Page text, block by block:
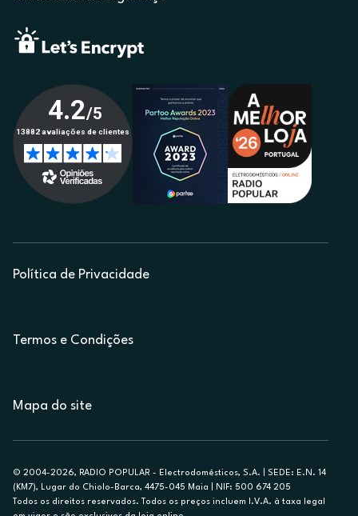
Política de Privacidade
Termos e Condições
Mapa do site
© 2004-2026, RADIO POPULAR - Electrodomésticos, S.A. | SEDE: E.N. 14
(KM7), Lugar do Chiolo-Barca, 4475-045 Maia | NIF: 500 674 205
Todos os direitos reservados. Todos os preços incluem I.V.A. à taxa legal